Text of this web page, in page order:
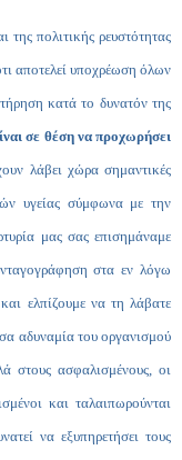
πολιτικής ρευστότητας
αποτελεί υποχρέωση όλων
κατά το δυνατόν της
σε θέση να προχωρήσει
λάβει χώρα σημαντικές
υγείας σύμφωνα με την
μας σας επισημάναμε
στα εν λόγω
ελπίζουμε να τη λάβατε
αδυναμία του οργανισμού
στους ασφαλισμένους, οι
και ταλαιπωρούνται
να εξυπηρετήσει τους